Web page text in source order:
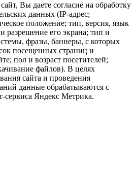
Вы даете согласие на обработку
данных (IP-адрес;
положение; тип, версия, язык
разрешение его экрана; тип и
фразы, баннеры, с которых
посещенных страниц и
пол и возраст посетителей;
файлов). В целях
сайта и проведения
данные обрабатываются с
сервиса Яндекс Метрика.